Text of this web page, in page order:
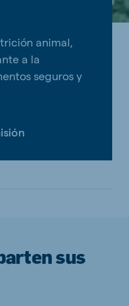
animal,
a la
seguros y
sus